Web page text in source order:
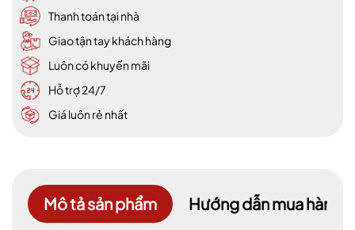
Thanh toán tại nhà
Giao tận tay khách hàng
Luôn có khuyến mãi
Hỗ trợ 24/7
Giá luôn rẻ nhất
Mô tả sản phẩm Hướng dẫn mua hàng